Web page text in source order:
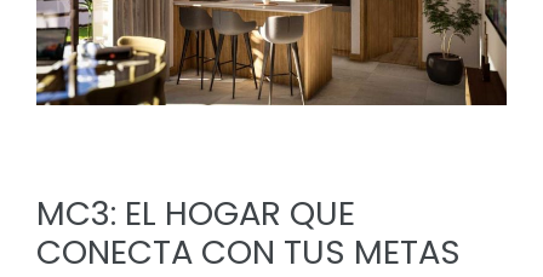
MC3: EL HOGAR QUE
CONECTA CON TUS METAS